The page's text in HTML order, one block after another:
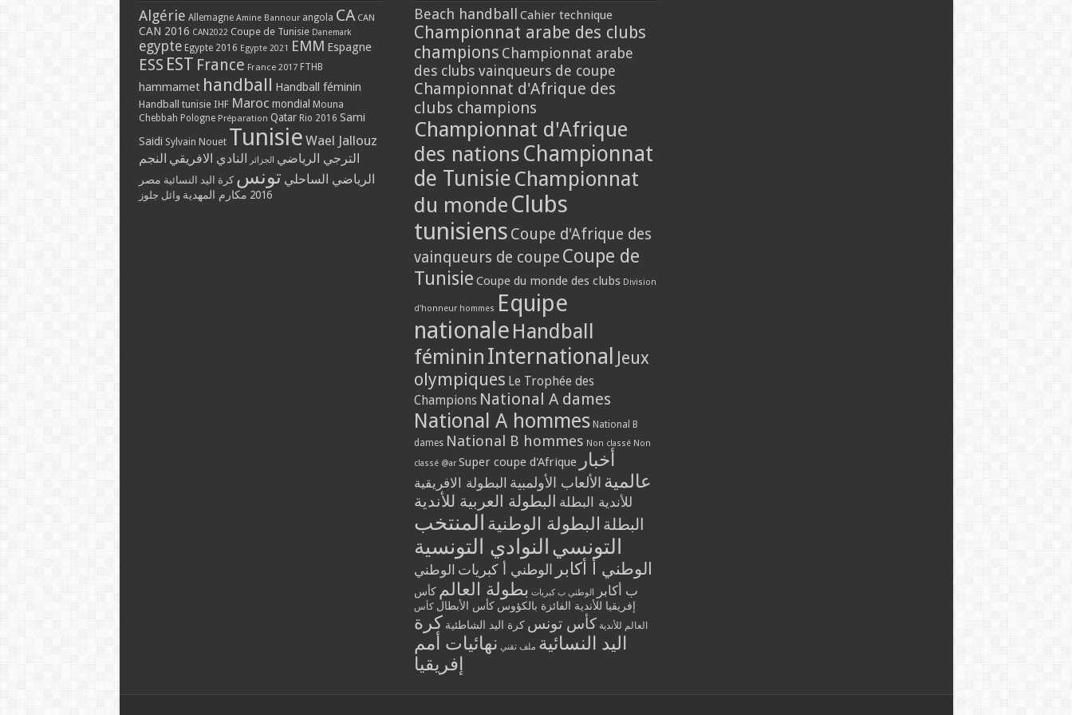
Algérie Allemagne Amine Bannour angola CA CAN
CAN 2016 CAN2022 Coupe de Tunisie Danemark
egypte Egypte 2016 Egypte 2021 EMM Espagne
ESS EST France France 2017 FTHB
hammamet handball Handball féminin
Handball tunisie IHF Maroc mondial Mouna
Chebbah Pologne Préparation Qatar Rio 2016 Sami
Saidi Sylvain Nouet Tunisie Wael Jallouz
الترجي الرياضي الجزائر النادي الافريقي النجم
الرياضي الساحلي تونس كرة اليد النسائية مصر
2016 مكارم المهدية وائل جلوز
Beach handball Cahier technique
Championnat arabe des clubs
champions Championnat arabe
des clubs vainqueurs de coupe
Championnat d'Afrique des
clubs champions
Championnat d'Afrique
des nations Championnat
de Tunisie Championnat
du monde Clubs
tunisiens Coupe d'Afrique des
vainqueurs de coupe Coupe de
Tunisie Coupe du monde des clubs Division
d'honneur hommes Equipe
nationale Handball
féminin International Jeux
olympiques Le Trophée des
Champions National A dames
National A hommes National B
dames National B hommes Non classé Non
classé @ar Super coupe d'Afrique أخبار
عالمية الألعاب الأولمبية البطولة الافريقية
للأندية البطلة البطولة العربية للأندية
البطلة البطولة الوطنية المنتخب
التونسي النوادي التونسية
الوطني أ أكابر الوطني أ كبريات الوطني
ب أكابر
الوطني ب كبريات بطولة العالم كأس
إفريقيا للأندية الفائزة بالكؤوس كأس الأبطال كأس
العالم للأندية كأس تونس كرة اليد الشاطئية كرة
اليد النسائية ملف تقني نهائيات أمم
إفريقيا